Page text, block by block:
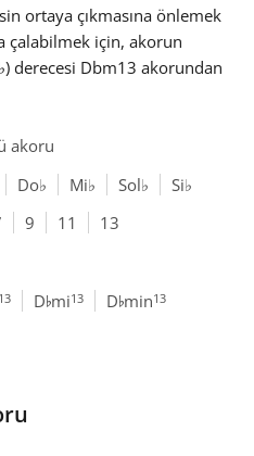
ortaya çıkmasına önlemek
çalabilmek için, akorun
♭) derecesi Dbm13 akorundan
akoru
Do♭ Mi♭ Sol♭ Si♭
9 11 13
D♭mi13 D♭min13